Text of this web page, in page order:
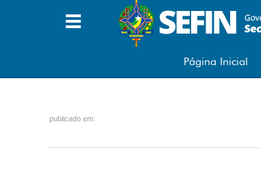
C
Cartão Cidade
Página Inicial
publicado em: